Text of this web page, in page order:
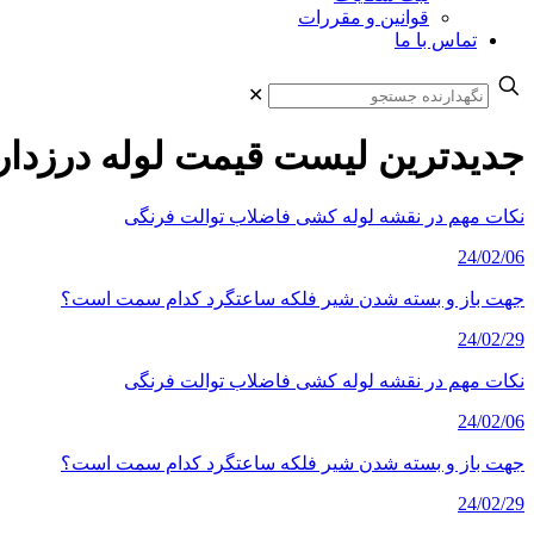
قوانین و مقررات
تماس با ما
✕
جدیدترین لیست قیمت لوله
نکات مهم در نقشه لوله کشی فاضلاب توالت فرنگی
24/02/06
جهت باز و بسته شدن شیر فلکه ساعتگرد کدام سمت است؟
24/02/29
نکات مهم در نقشه لوله کشی فاضلاب توالت فرنگی
24/02/06
جهت باز و بسته شدن شیر فلکه ساعتگرد کدام سمت است؟
24/02/29